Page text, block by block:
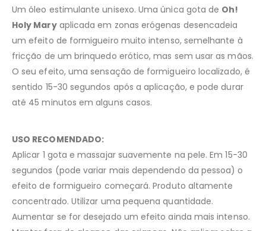
Um óleo estimulante unisexo. Uma única gota de Oh!
Holy Maryaplicada em zonas erógenas desencadeia
um efeito de formigueiro muito intenso, semelhante à
fricção de um brinquedo erótico, mas sem usar as mãos.
O seu efeito, uma sensação de formigueiro localizado, é
sentido 15-30 segundos após a aplicação, e pode durar
até 45 minutos em alguns casos.
USO RECOMENDADO:
Aplicar 1 gota e massajar suavemente na pele. Em 15-30
segundos (pode variar mais dependendo da pessoa) o
efeito de formigueiro começará. Produto altamente
concentrado. Utilizar uma pequena quantidade.
Aumentar se for desejado um efeito ainda mais intenso.